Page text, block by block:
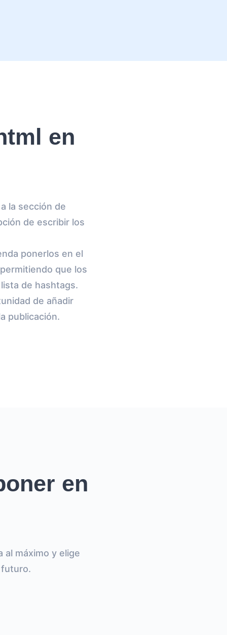
en
la sección de
de escribir los
ponerlos en el
que los
de hashtags.
de añadir
publicación.
en
al máximo y elige